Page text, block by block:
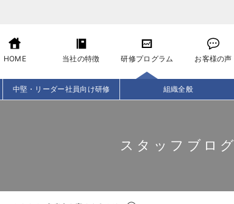
HOME 当社の特徴 研修プログラム お客様の声
中堅・リーダー社員向け研修 組織全般
スタッフブログ